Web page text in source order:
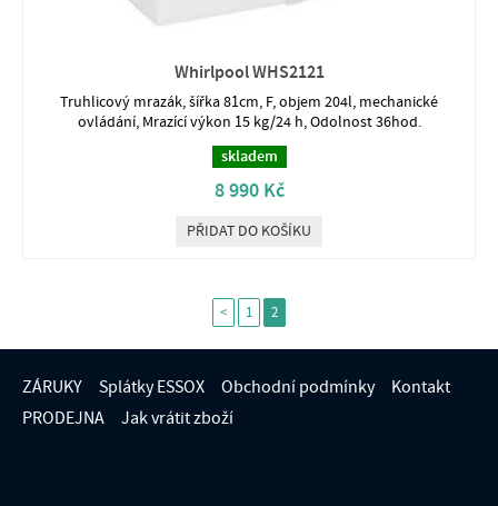
Whirlpool WHS2121
Truhlicový mrazák, šířka 81cm, F, objem 204l, mechanické
ovládání, Mrazící výkon 15 kg/24 h, Odolnost 36hod.
skladem
8 990 Kč
PŘIDAT DO KOŠÍKU
< 1 2
ZÁRUKY Splátky ESSOX Obchodní podmínky
Kontakt
PRODEJNA
Jak vrátit zboží